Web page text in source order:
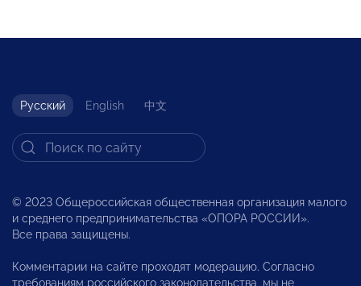
Русский English 中文
© 2023 Общероссийская общественная организация малого
и среднего предпринимательства «ОПОРА РОССИИ».
Все права защищены.
Комментарии на сайте проходят модерацию. Согласно
требованиям российского законодательства, мы не